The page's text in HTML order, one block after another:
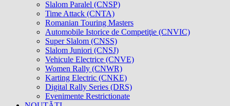
Slalom Paralel (CNSP)
Time Attack (CNTA)
Romanian Touring Masters
Automobile Istorice de Competiţie (CNVIC)
Super Slalom (CNSS)
Slalom Juniori (CNSJ)
Vehicule Electrice (CNVE)
Women Rally (CNWR)
Karting Electric (CNKE)
Digital Rally Series (DRS)
Evenimente Restrictionate